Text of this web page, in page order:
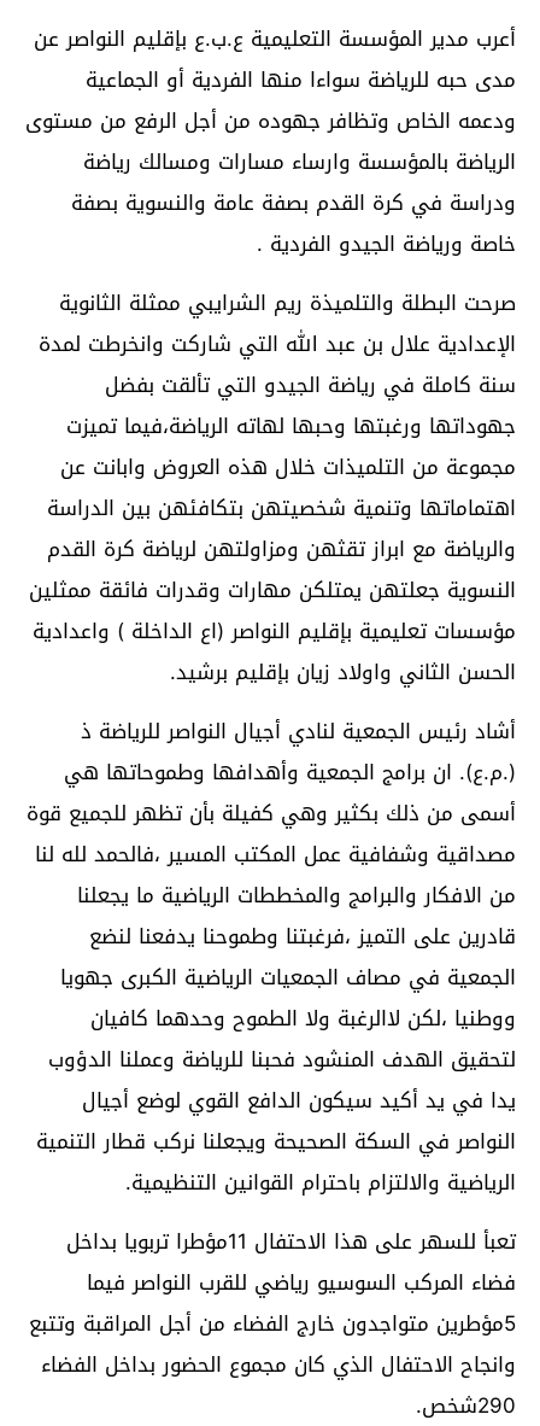
أعرب مدير المؤسسة التعليمية ع.ب.ع بإقليم النواصر عن
مدى حبه للرياضة سواءا منها الفردية أو الجماعية
ودعمه الخاص وتظافر جهوده من أجل الرفع من مستوى
الرياضة بالمؤسسة وارساء مسارات ومسالك رياضة
ودراسة في كرة القدم بصفة عامة والنسوية بصفة
خاصة ورياضة الجيدو الفردية .
صرحت البطلة والتلميذة ريم الشرايبي ممثلة الثانوية
الإعدادية علال بن عبد الله التي شاركت وانخرطت لمدة
سنة كاملة في رياضة الجيدو التي تألقت بفضل
جهوداتها ورغبتها وحبها لهاته الرياضة،فيما تميزت
مجموعة من التلميذات خلال هذه العروض وابانت عن
اهتماماتها وتنمية شخصيتهن بتكافئهن بين الدراسة
والرياضة مع ابراز تقثهن ومزاولتهن لرياضة كرة القدم
النسوية جعلتهن يمتلكن مهارات وقدرات فائقة ممثلين
مؤسسات تعليمية بإقليم النواصر (اع الداخلة ) واعدادية
الحسن الثاني واولاد زيان بإقليم برشيد.
أشاد رئيس الجمعية لنادي أجيال النواصر للرياضة ذ
(.م.ع). ان برامج الجمعية وأهدافها وطموحاتها هي
أسمى من ذلك بكثير وهي كفيلة بأن تظهر للجميع قوة
مصداقية وشفافية عمل المكتب المسير ،فالحمد لله لنا
من الافكار والبرامج والمخططات الرياضية ما يجعلنا
قادرين على التميز ،فرغبتنا وطموحنا يدفعنا لنضع
الجمعية في مصاف الجمعيات الرياضية الكبرى جهويا
ووطنيا ،لكن لاالرغبة ولا الطموح وحدهما كافيان
لتحقيق الهدف المنشود فحبنا للرياضة وعملنا الدؤوب
يدا في يد أكيد سيكون الدافع القوي لوضع أجيال
النواصر في السكة الصحيحة ويجعلنا نركب قطار التنمية
الرياضية والالتزام باحترام القوانين التنظيمية.
تعبأ للسهر على هذا الاحتفال 11مؤطرا تربويا بداخل
فضاء المركب السوسيو رياضي للقرب النواصر فيما
5مؤطرين متواجدون خارج الفضاء من أجل المراقبة وتتبع
وانجاح الاحتفال الذي كان مجموع الحضور بداخل الفضاء
290شخص.